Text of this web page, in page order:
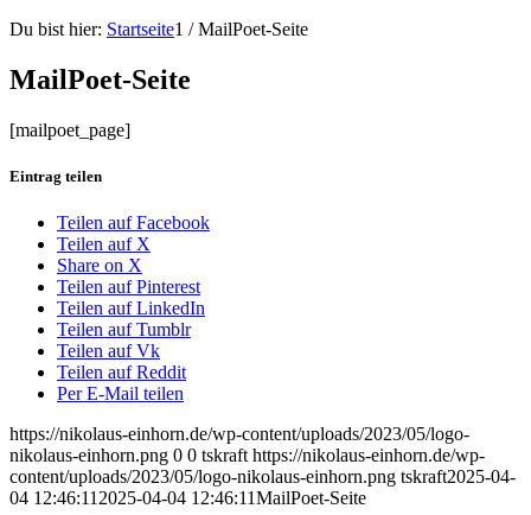
Du bist hier: Startseite1 / MailPoet-Seite
MailPoet-Seite
[mailpoet_page]
Eintrag teilen
Teilen auf Facebook
Teilen auf X
Share on X
Teilen auf Pinterest
Teilen auf LinkedIn
Teilen auf Tumblr
Teilen auf Vk
Teilen auf Reddit
Per E-Mail teilen
https://nikolaus-einhorn.de/wp-content/uploads/2023/05/logo-
nikolaus-einhorn.png 0 0 tskraft https://nikolaus-einhorn.de/wp-
content/uploads/2023/05/logo-nikolaus-einhorn.png tskraft2025-04-
04 12:46:11 2025-04-04 12:46:11MailPoet-Seite